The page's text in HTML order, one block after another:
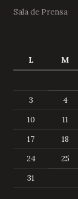
Sala de Prensa
L
M
3
4
10
11
17
18
24
25
31